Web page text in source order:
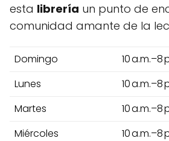
esta librería un punto de
comunidad amante de la
Domingo
10 a.m.–8
Lunes
10 a.m.–8
Martes
10 a.m.–8
Miércoles
10 a.m.–8